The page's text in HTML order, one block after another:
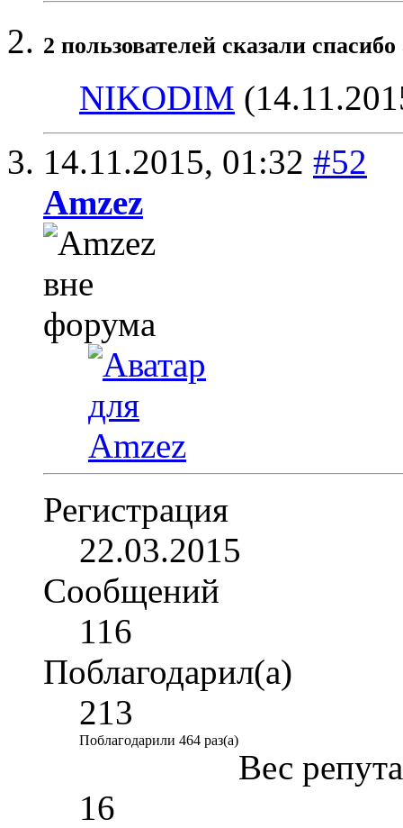
2 пользователей сказали
NIKODIM
14.11.2015, 01:32 #52
Amzez
Регистрация
22.03.2015
Сообщений
116
Поблагодарил(а)
213
Поблагодарили 464 раз(а)
Вес
16